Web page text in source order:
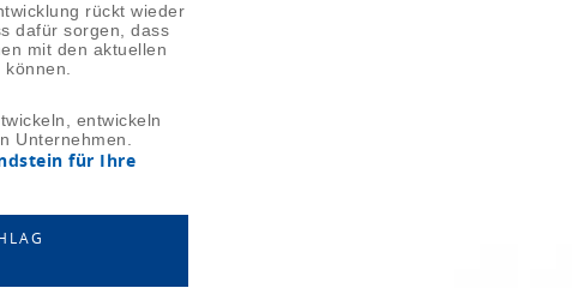
rückt wieder
dafür sorgen, dass
mit den aktuellen
entwickeln
Unternehmen.
für Ihre